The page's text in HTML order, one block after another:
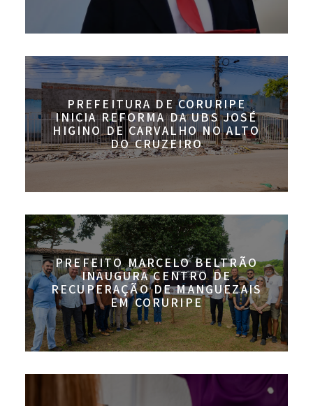
PREFEITURA DE CORURIPE
INICIA REFORMA DA UBS JOSÉ
HIGINO DE CARVALHO NO ALTO
DO CRUZEIRO
PREFEITO MARCELO BELTRÃO
INAUGURA CENTRO DE
RECUPERAÇÃO DE MANGUEZAIS
EM CORURIPE